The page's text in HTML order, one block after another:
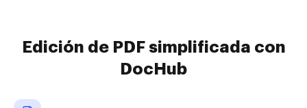
Edición de PDF simplificada con
DocHub